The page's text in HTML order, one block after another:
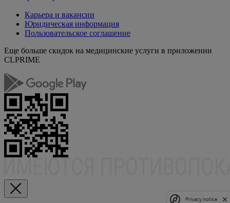
Карьера и вакансии
Юридическая информация
Пользовательское соглашение
Еще больше скидок на медицинские услуги в приложении
CLPRIME
Privacy notice